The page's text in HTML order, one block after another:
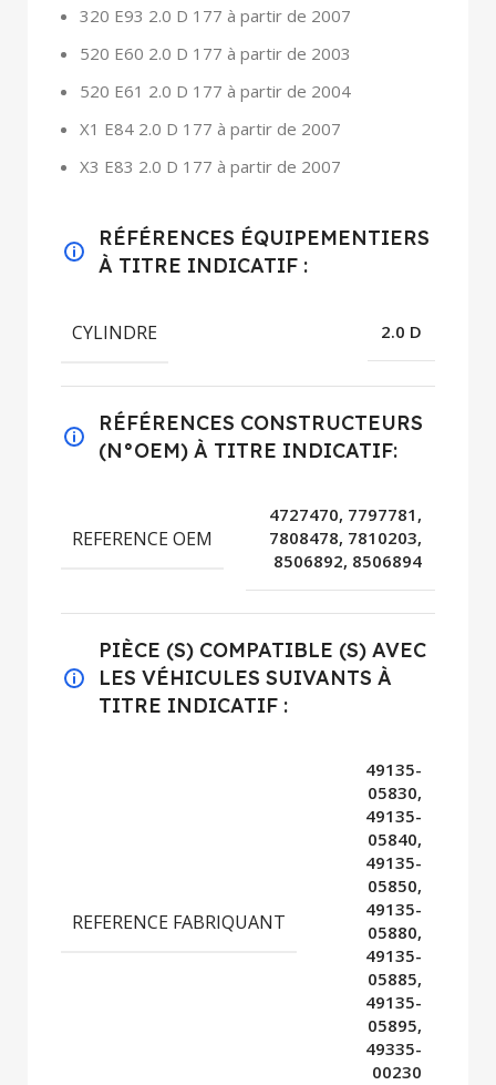
320 E93 2.0 D 177 à partir de 2007
520 E60 2.0 D 177 à partir de 2003
520 E61 2.0 D 177 à partir de 2004
X1 E84 2.0 D 177 à partir de 2007
X3 E83 2.0 D 177 à partir de 2007
RÉFÉRENCES ÉQUIPEMENTIERS
À TITRE INDICATIF :
CYLINDRE 2.0 D
RÉFÉRENCES CONSTRUCTEURS
(N°OEM) À TITRE INDICATIF:
REFERENCE OEM
4727470, 7797781,
7808478, 7810203,
8506892, 8506894
PIÈCE (S) COMPATIBLE (S) AVEC
LES VÉHICULES SUIVANTS À
TITRE INDICATIF :
REFERENCE FABRIQUANT
49135-
05830,
49135-
05840,
49135-
05850,
49135-
05880,
49135-
05885,
49135-
05895,
49335-
00230